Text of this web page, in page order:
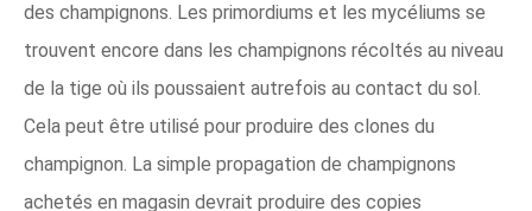
des champignons. Les primordiums et les mycéliums se
trouvent encore dans les champignons récoltés au niveau
de la tige où ils poussaient autrefois au contact du sol.
Cela peut être utilisé pour produire des clones du
champignon. La simple propagation de champignons
achetés en magasin devrait produire des copies